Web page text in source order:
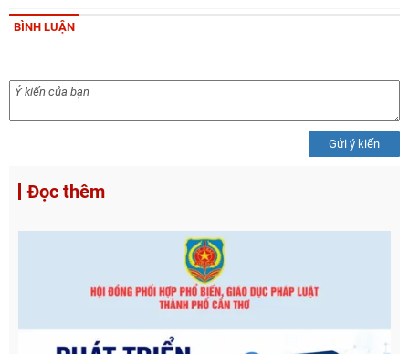
Chia sẻ
BÌNH LUẬN
Gửi ý kiến
Đọc thêm